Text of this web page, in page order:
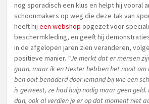
nog sporadisch een klus en helpt hij vooral
schoonmakers op weg die deze tak van
heeft hij een webshop opgezet voor
beschermkleding, en geeft hij
in de afgelopen jaren zien veranderen,
positieve manier. “Je merkt dat er mensen
gaan, maar ik en Hester hebben het nooit om
ben ooit benaderd door iemand bij wie een
is geweest, ze had hulp nodig maar geen
dan, ook al verdien je er op dat moment niet